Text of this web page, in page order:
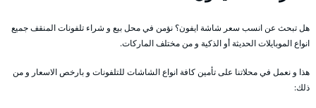
هل تبحث عن انسب سعر شاشة ايفون؟ نؤمن في محل بيع و شراء تلفونات المنقف جميع
انواع الموبايلات الحديثة أو الذكية و من مختلف الماركات.
هذا و نعمل في محلاتنا على تأمين كافة انواع الشاشات للتلفونات و بارخص الاسعار و من
ذلك: